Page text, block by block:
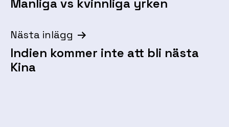
Manliga vs kvinnliga yrken
Nästa inlägg
Indien kommer inte att bli nästa
Kina